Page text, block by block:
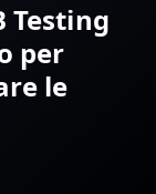
Testing
per
le